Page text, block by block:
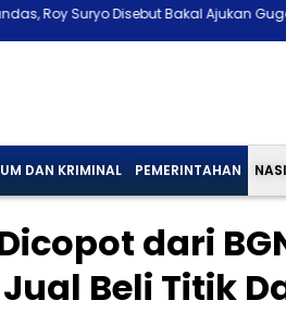
Bakal Ajukan Gugatan Jilid Keempat
DAN KRIMINAL PEMERINTAHAN
dari
Beli Titik